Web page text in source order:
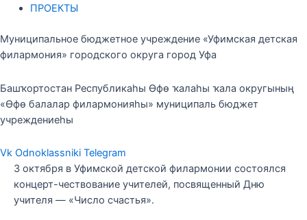
ПРОЕКТЫ
Муниципальное бюджетное учреждение «Уфимская детская
филармония» городского округа город Уфа
Башҡортостан Республикаһы Өфө ҡалаһы ҡала округының
«Өфө балалар филармонияһы» муниципаль бюджет
учреждениеһы
Vk Odnoklassniki Telegram
3 октября в Уфимской детской филармонии состоялся
концерт-чествование учителей, посвященный Дню
учителя — «Число счастья».